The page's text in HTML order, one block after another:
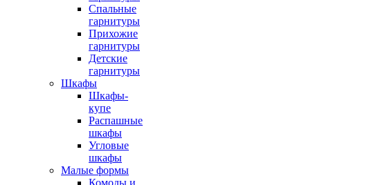
Спальные
гарнитуры
Прихожие
гарнитуры
Детские
гарнитуры
Шкафы
Шкафы-
купе
Распашные
шкафы
Угловые
шкафы
Малые формы
Комоды и